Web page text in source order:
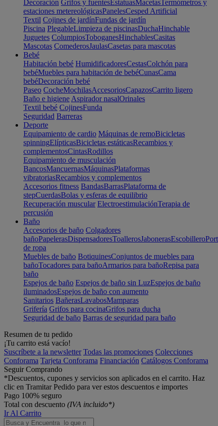
Decoración Grifos y fuentesEstatuasMacetasTermómetros y
estaciones metereológicasPanelesCesped Artificial
Textil Cojines de jardínFundas de jardín
Piscina PlegableLimpieza de piscinasDuchaHinchable
Juguetes ColumpiosToboganesHinchablesCasitas
Mascotas ComederosJaulasCasetas para mascotas
Bebé
Habitación bebé HumidificadoresCestasColchón para
bebéMuebles para habitación de bebéCunasCama
bebéDecoración bebé
Paseo CocheMochilasAccesoriosCapazosCarrito ligero
Baño e higiene Aspirador nasalOrinales
Textil bebé CojinesFunda
Seguridad Barreras
Deporte
Equipamiento de cardio Máquinas de remoBicicletas
spinningElípticasBicicletas estáticasRecambios y
complementosCintasRodillos
Equipamiento de musculación
BancosMancuernasMáquinasPlataformas
vibratoriasRecambios y complementos
Accesorios fitness BandasBarrasPlataforma de
stepCuerdasBolas y esferas de equilibrio
Recuperación muscular ElectroestimulaciónTerapia de
percusión
Baño
Accesorios de baño Colgadores
bañoPapelerasDispensadoresToallerosJabonerasEscobillero
de ropa
Muebles de baño BotiquinesConjuntos de muebles para
bañoTocadores para bañoArmarios para bañoRepisa para
baño
Espejos de baño Espejos de baño sin LuzEspejos de baño
iluminadosEspejos de baño con aumento
Sanitarios BañerasLavabosMamparas
Grifería Grifos para cocinaGrifos para ducha
Seguridad de baño Barras de seguridad para baño
Resumen de tu pedido
¡Tu carrito está vacío!
Suscríbete a la newsletter Todas las promociones Colecciones
Conforama Tarjeta Conforama Financiación Catálogos Conforama
Seguir Comprando
*Descuentos, cupones y servicios son aplicados en el carrito. Haz
clic en Tramitar Pedido para ver estos descuentos e importes
Pago 100% seguro
Total con descuento (IVA incluido*)
Ir Al Carrito